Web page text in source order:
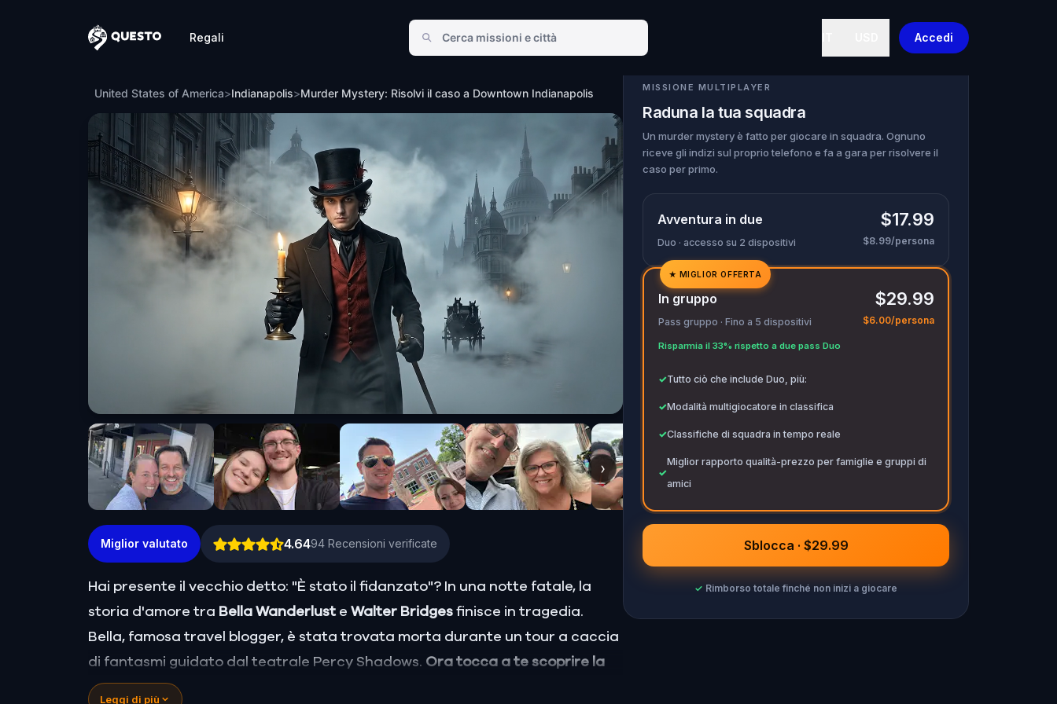
Questo
Regali Accedi
Murder Mystery: Risolvi il caso a Downtown Indianapolis
United States of America>Indianapolis>Murder Mystery: Risolvi il caso a Downtown Indianapolis
›
Miglior valutato 4.6494 Recensioni verificate
Hai presente il vecchio detto: "È stato il fidanzato"? In una notte fatale, la
storia d'amore tra Bella Wanderluste Walter Bridges finisce in tragedia.
Bella, famosa travel blogger, è stata trovata morta durante un tour a caccia
di fantasmi guidato dal teatrale Percy Shadows. Ora tocca a te scoprire la
verità.
Leggi di più
MISSIONE MULTIPLAYER
Raduna la tua squadra
Un murder mystery è fatto per giocare in squadra. Ognuno
riceve gli indizi sul proprio telefono e fa a gara per risolvere il
caso per primo.
Avventura in due
Duo · accesso su 2 dispositivi
$17.99
$8.99/persona
✓
✓
★ MIGLIOR OFFERTA
In gruppo
Pass gruppo · Fino a 5 dispositivi
Risparmia il 33% rispetto a due pass Duo
$29.99
$6.00/persona
✓Tutto ciò che include Duo, più:
✓Modalità multigiocatore in classifica
✓Classifiche di squadra in tempo reale
✓
Miglior rapporto qualità-prezzo per famiglie e gruppi di
amici
Sblocca · $29.99
✓ Rimborso totale finché non inizi a giocare